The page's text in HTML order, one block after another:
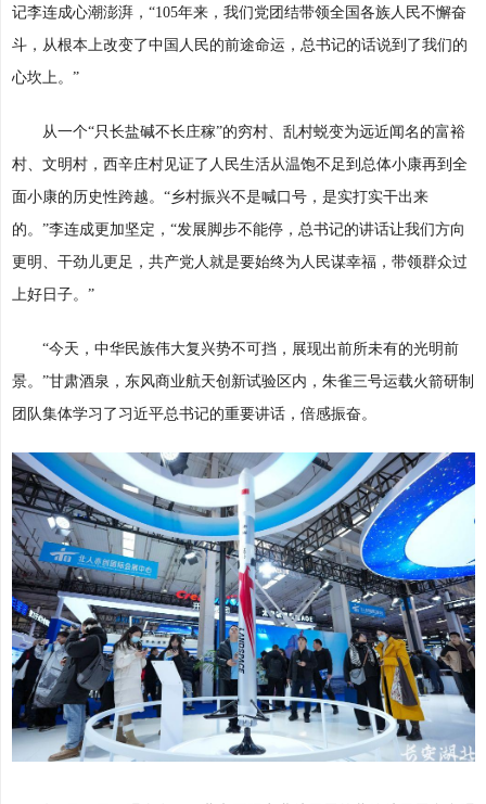
记李连成心潮澎湃，“105年来，我们党团结带领全国各族人民不懈奋
斗，从根本上改变了中国人民的前途命运，总书记的话说到了我们的
心坎上。”
从一个“只长盐碱不长庄稼”的穷村、乱村蜕变为远近闻名的富裕
村、文明村，西辛庄村见证了人民生活从温饱不足到总体小康再到全
面小康的历史性跨越。“乡村振兴不是喊口号，是实打实干出来
的。”李连成更加坚定，“发展脚步不能停，总书记的讲话让我们方向
更明、干劲儿更足，共产党人就是要始终为人民谋幸福，带领群众过
上好日子。”
“今天，中华民族伟大复兴势不可挡，展现出前所未有的光明前
景。”甘肃酒泉，东风商业航天创新试验区内，朱雀三号运载火箭研制
团队集体学习了习近平总书记的重要讲话，倍感振奋。